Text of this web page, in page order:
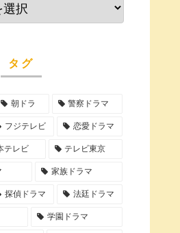
タグ
朝ドラ 警察ドラマ
フジテレビ 恋愛ドラマ
テレビ テレビ東京
家族ドラマ
探偵ドラマ 法廷ドラマ
学園ドラマ